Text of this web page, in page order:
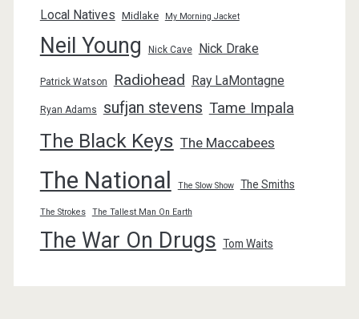
Local Natives Midlake My Morning Jacket
Neil Young Nick Cave Nick Drake
Patrick Watson Radiohead Ray LaMontagne
Ryan Adams sufjan stevens Tame Impala
The Black Keys The Maccabees
The National The Slow Show The Smiths
The Strokes The Tallest Man On Earth
The War On Drugs Tom Waits